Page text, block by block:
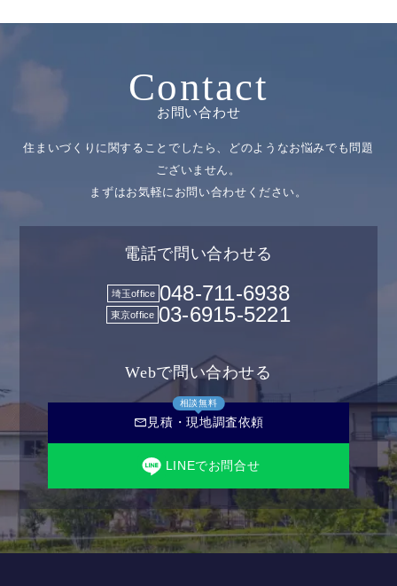
Contact
お問い合わせ
住まいづくりに関することでしたら、どのようなお悩みでも問題
ございません。
まずはお気軽にお問い合わせください。
電話で問い合わせる
埼玉office 048-711-6938
東京office 03-6915-5221
Webで問い合わせる
相談無料
mail見積・現地調査依頼
LINEでお問合せ